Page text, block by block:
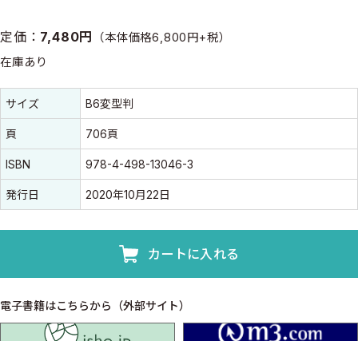
定価： 7,480円 （本体価格6,800円+税）
在庫あり
書誌情報
書誌情報
サイズ B6変型判
頁 706頁
ISBN 978-4-498-13046-3
発行日 2020年10月22日
カートに入れる
電子書籍はこちらから（外部サイト）